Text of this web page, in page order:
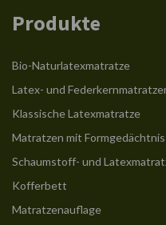
Produkte
Bio-Naturlatexmatratze
Latex- und
Klassische Latexmatratze
Matratzen mit Formgedächtnis
Schaumstoff- und
Kofferbett
Matratzenauflage